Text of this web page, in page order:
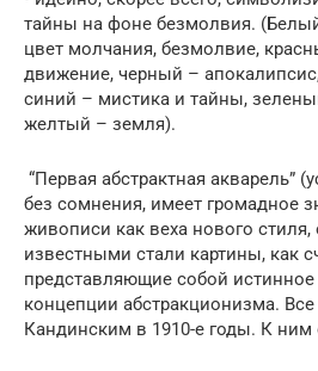
тайны на фоне безмолвия.
цвет молчания, безмолвие,
движение, черный –
синий – мистика и тайны,
желтый – земля).
“Первая абстрактная акварель”
без сомнения, имеет громадное
живописи как веха нового
известными стали картины, как
представляющие собой
концепции абстракционизма.
Кандинским в 1910-е годы. К ним